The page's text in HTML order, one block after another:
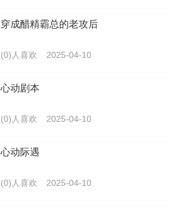
穿成醋精霸总的老攻后
(0)人喜欢 2025-04-10
心动剧本
(0)人喜欢 2025-04-10
心动际遇
(0)人喜欢 2025-04-10